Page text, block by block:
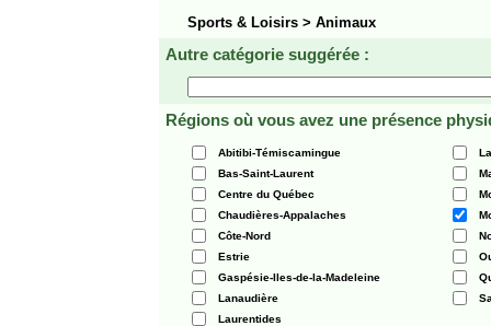
Sports & Loisirs > Animaux
Autre catégorie suggérée :
Régions où vous avez une présence
Abitibi-Témiscamingue
Bas-Saint-Laurent
Centre du Québec
Chaudières-Appalaches
Côte-Nord
Estrie
Gaspésie-Iles-de-la-Madeleine
Lanaudière
Laurentides